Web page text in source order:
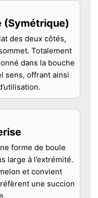
(Symétrique)
des deux côtés,
Totalement
dans la bouche
sens, offrant ainsi
forme de boule
large à l’extrémité.
et convient
une succion